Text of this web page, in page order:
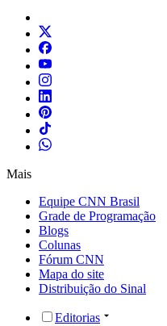
Mais
Equipe CNN Brasil
Grade de Programação
Blogs
Colunas
Fórum CNN
Mapa do site
Distribuição do Sinal
Editorias